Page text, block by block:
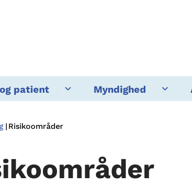
patient Myndighed
Risikoområder